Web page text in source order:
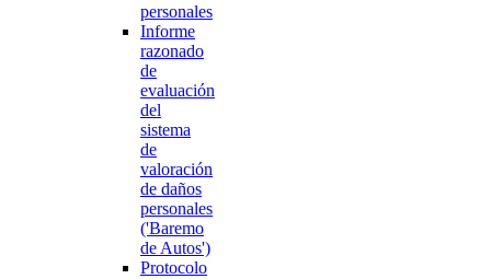
personales
Informe
razonado
de
evaluación
del
sistema
de
valoración
de daños
personales
('Baremo
de Autos')
Protocolo